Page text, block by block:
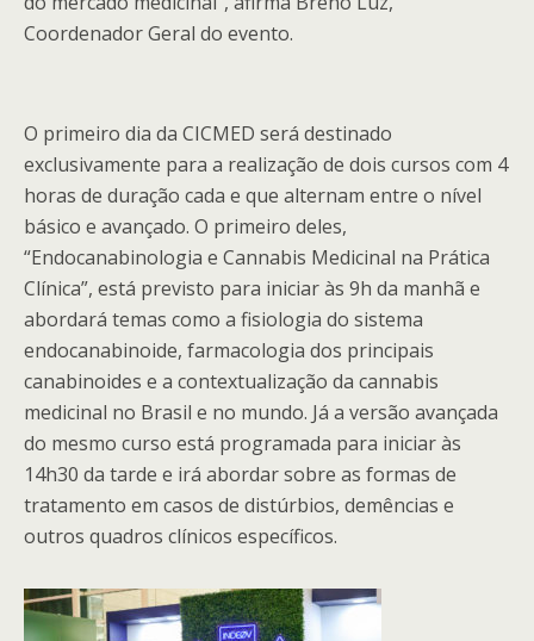
Coordenador Geral do evento.
O primeiro dia da CICMED será destinado
exclusivamente para a realização de dois cursos com 4
horas de duração cada e que alternam entre o nível
básico e avançado. O primeiro deles,
“Endocanabinologia e Cannabis Medicinal na Prática
Clínica”, está previsto para iniciar às 9h da manhã e
abordará temas como a fisiologia do sistema
endocanabinoide, farmacologia dos principais
canabinoides e a contextualização da cannabis
medicinal no Brasil e no mundo. Já a versão avançada
do mesmo curso está programada para iniciar às
14h30 da tarde e irá abordar sobre as formas de
tratamento em casos de distúrbios, demências e
outros quadros clínicos específicos.